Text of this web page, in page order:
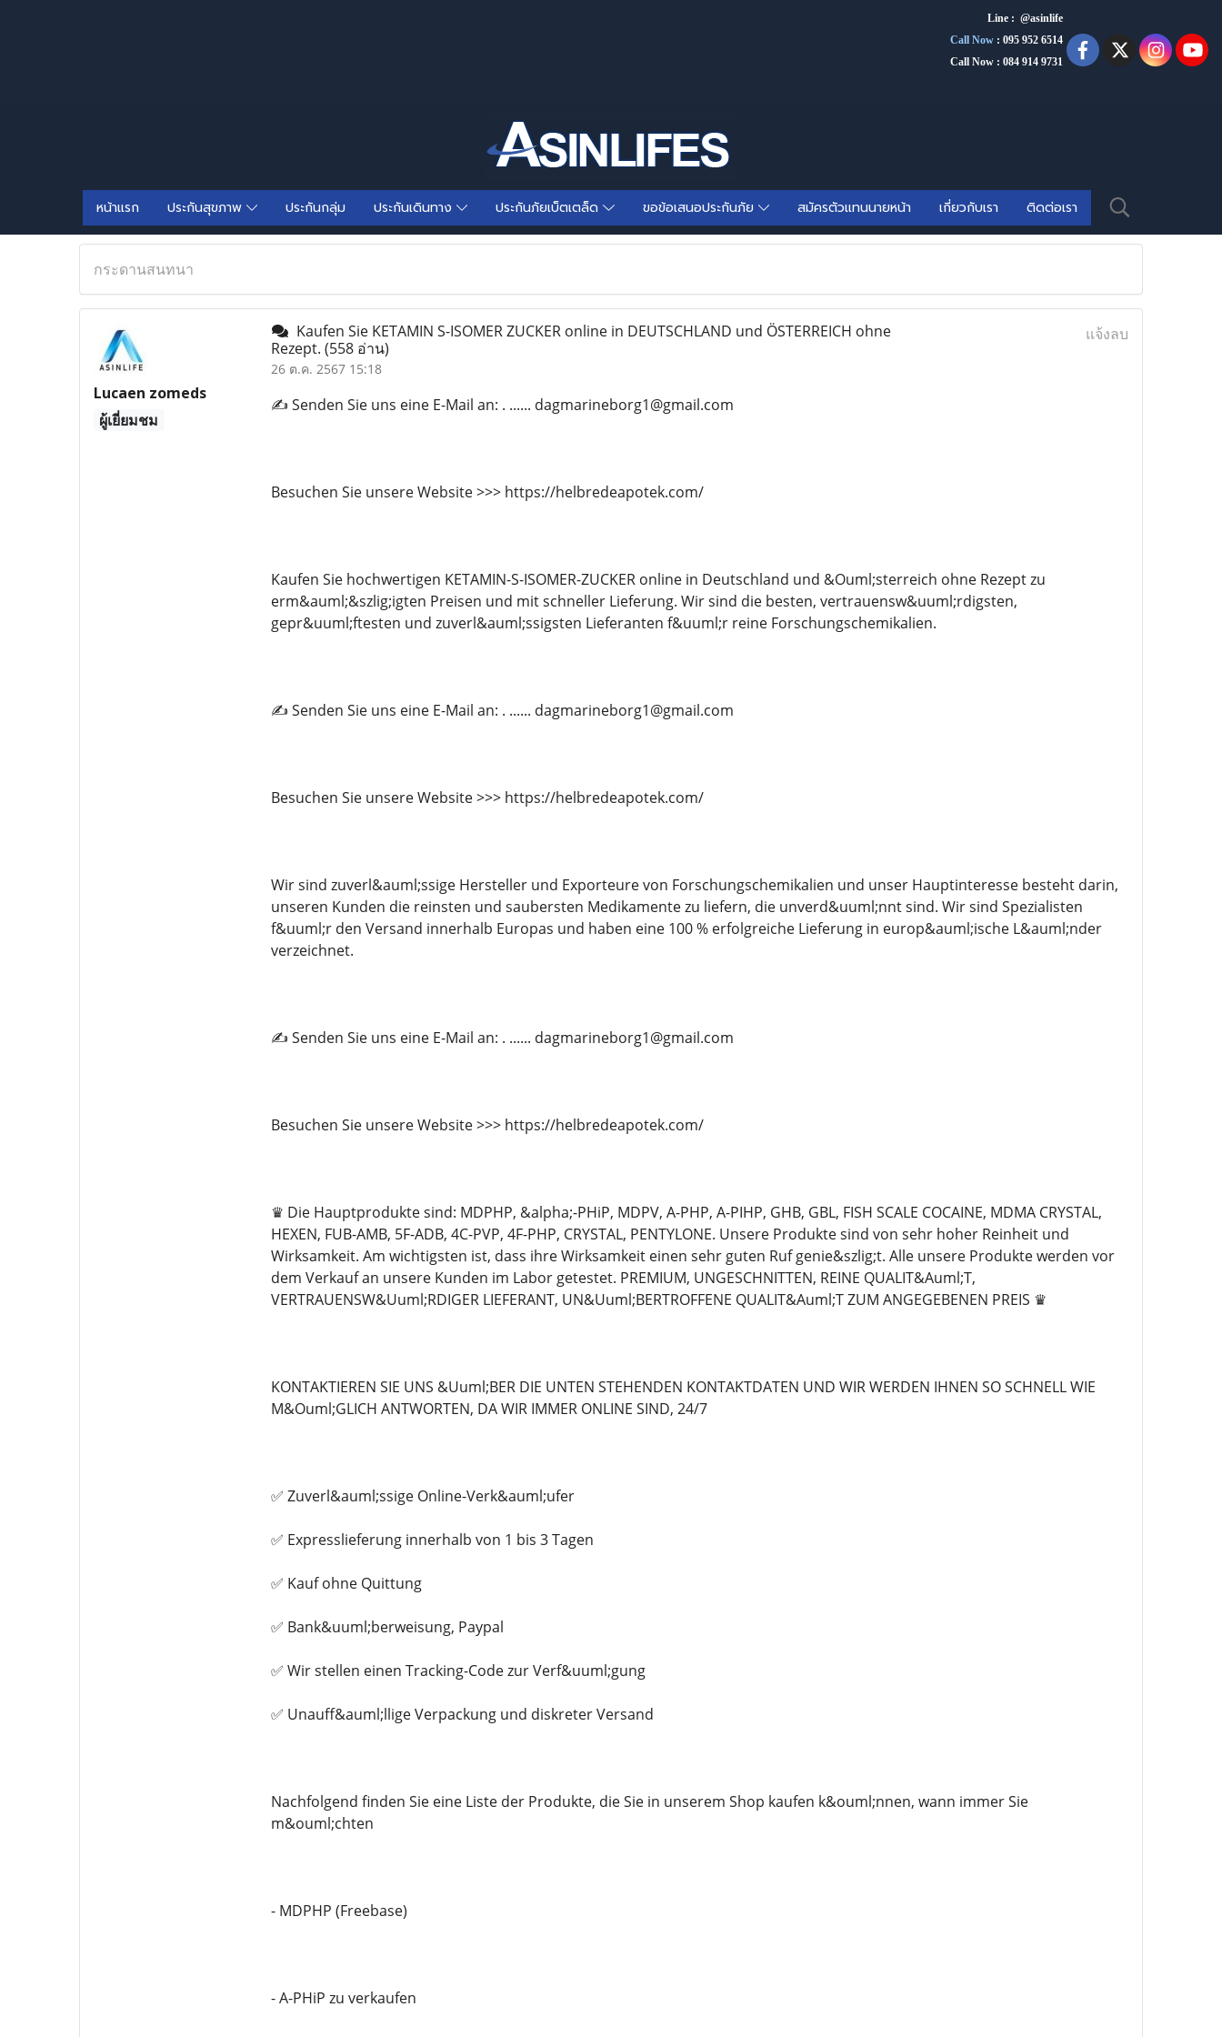
Line : @asinlife
Call Now : 095 952 6514
Call Now : 084 914 9731
หน้าแรก ประกันสุขภาพ ประกันกลุ่ม ประกันเดินทาง ประกันภัยเบ็ตเตล็ด ขอข้อเสนอประกันภัย สมัครตัวแทนนายหน้า เกี่ยวกับเรา ติดต่อเรา
กระดานสนทนา
Lucaen zomeds
ผู้เยี่ยมชม
Kaufen Sie KETAMIN S-ISOMER ZUCKER online in DEUTSCHLAND und ÖSTERREICH ohne
Rezept. (558 อ่าน)
26 ต.ค. 2567 15:18
แจ้งลบ
✍️ Senden Sie uns eine E-Mail an: . ...... dagmarineborg1@gmail.com
Besuchen Sie unsere Website >>> https://helbredeapotek.com/
Kaufen Sie hochwertigen KETAMIN-S-ISOMER-ZUCKER online in Deutschland und &Ouml;sterreich ohne Rezept zu
erm&auml;&szlig;igten Preisen und mit schneller Lieferung. Wir sind die besten, vertrauensw&uuml;rdigsten,
gepr&uuml;ftesten und zuverl&auml;ssigsten Lieferanten f&uuml;r reine Forschungschemikalien.
✍️ Senden Sie uns eine E-Mail an: . ...... dagmarineborg1@gmail.com
Besuchen Sie unsere Website >>> https://helbredeapotek.com/
Wir sind zuverl&auml;ssige Hersteller und Exporteure von Forschungschemikalien und unser Hauptinteresse besteht darin,
unseren Kunden die reinsten und saubersten Medikamente zu liefern, die unverd&uuml;nnt sind. Wir sind Spezialisten
f&uuml;r den Versand innerhalb Europas und haben eine 100 % erfolgreiche Lieferung in europ&auml;ische L&auml;nder
verzeichnet.
✍️ Senden Sie uns eine E-Mail an: . ...... dagmarineborg1@gmail.com
Besuchen Sie unsere Website >>> https://helbredeapotek.com/
♛ Die Hauptprodukte sind: MDPHP, &alpha;-PHiP, MDPV, A-PHP, A-PIHP, GHB, GBL, FISH SCALE COCAINE, MDMA CRYSTAL,
HEXEN, FUB-AMB, 5F-ADB, 4C-PVP, 4F-PHP, CRYSTAL, PENTYLONE. Unsere Produkte sind von sehr hoher Reinheit und
Wirksamkeit. Am wichtigsten ist, dass ihre Wirksamkeit einen sehr guten Ruf genie&szlig;t. Alle unsere Produkte werden vor
dem Verkauf an unsere Kunden im Labor getestet. PREMIUM, UNGESCHNITTEN, REINE QUALIT&Auml;T,
VERTRAUENSW&Uuml;RDIGER LIEFERANT, UN&Uuml;BERTROFFENE QUALIT&Auml;T ZUM ANGEGEBENEN PREIS ♛
KONTAKTIEREN SIE UNS &Uuml;BER DIE UNTEN STEHENDEN KONTAKTDATEN UND WIR WERDEN IHNEN SO SCHNELL WIE
M&Ouml;GLICH ANTWORTEN, DA WIR IMMER ONLINE SIND, 24/7
✅ Zuverl&auml;ssige Online-Verk&auml;ufer
✅ Expresslieferung innerhalb von 1 bis 3 Tagen
✅ Kauf ohne Quittung
✅ Bank&uuml;berweisung, Paypal
✅ Wir stellen einen Tracking-Code zur Verf&uuml;gung
✅ Unauff&auml;llige Verpackung und diskreter Versand
Nachfolgend finden Sie eine Liste der Produkte, die Sie in unserem Shop kaufen k&ouml;nnen, wann immer Sie
m&ouml;chten
- MDPHP (Freebase)
- A-PHiP zu verkaufen